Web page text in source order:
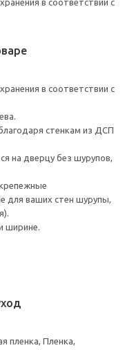
в соответствии с
стенкам из ДСП
на дверцу без шурупов,
для ваших стен шурупы,
ширине.
пленка, Пленка,